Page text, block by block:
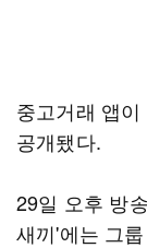
중고거래 앱
공개됐다.
29일 오후 방
새끼'에는 그